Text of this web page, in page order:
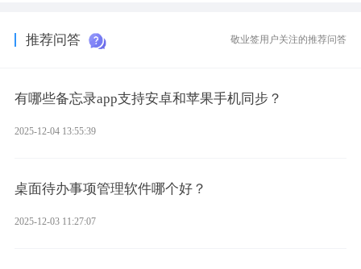
推荐问答 敬业签用户关注的推荐问答
有哪些备忘录app支持安卓和苹果手机同步？
2025-12-04 13:55:39
桌面待办事项管理软件哪个好？
2025-12-03 11:27:07